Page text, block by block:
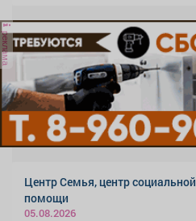
реклама
Центр Семья, центр социальной
помощи
05.08.2026